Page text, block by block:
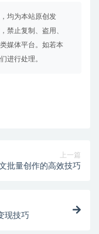
均为本站原创发
禁止复制、盗用、
媒体平台。如若本
进行处理。
上一篇
批量创作的高效技巧
现技巧